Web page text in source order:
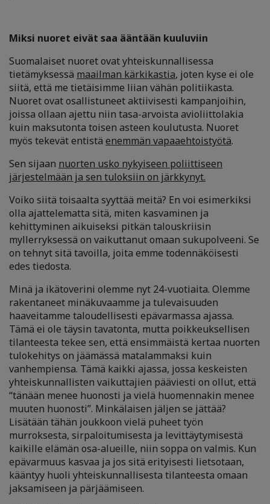
Miksi nuoret eivät saa ääntään kuuluviin
Suomalaiset nuoret ovat yhteiskunnallisessa
tietämyksessä maailman kärkikastia, joten kyse ei ole
siitä, että me tietäisimme liian vähän politiikasta.
Nuoret ovat osallistuneet aktiivisesti kampanjoihin,
joissa ollaan ajettu niin tasa-arvoista avioliittolakia
kuin maksutonta toisen asteen koulutusta. Nuoret
myös tekevät entistä enemmän vapaaehtoistyötä.
Sen sijaan nuorten usko nykyiseen poliittiseen
järjestelmään ja sen tuloksiin on järkkynyt.
Voiko siitä toisaalta syyttää meitä? En voi esimerkiksi
olla ajattelematta sitä, miten kasvaminen ja
kehittyminen aikuiseksi pitkän talouskriisin
myllerryksessä on vaikuttanut omaan sukupolveeni. Se
on tehnyt sitä tavoilla, joita emme todennäköisesti
edes tiedosta.
Minä ja ikätoverini olemme nyt 24-vuotiaita. Olemme
rakentaneet minäkuvaamme ja tulevaisuuden
haaveitamme taloudellisesti epävarmassa ajassa.
Tämä ei ole täysin tavatonta, mutta poikkeuksellisen
tilanteesta tekee sen, että ensimmäistä kertaa nuorten
tulokehitys on jäämässä matalammaksi kuin
vanhempiensa. Tämä kaikki ajassa, jossa keskeisten
yhteiskunnallisten vaikuttajien pääviesti on ollut, että
“tänään menee huonosti ja vielä huomennakin menee
muuten huonosti”. Minkälaisen jäljen se jättää?
Lisätään tähän joukkoon vielä puheet työn
murroksesta, sirpaloitumisesta ja levittäytymisestä
kaikille elämän osa-alueille, niin soppa on valmis. Kun
epävarmuus kasvaa ja jos sitä erityisesti lietsotaan,
kääntyy huoli yhteiskunnallisesta tilanteesta omaan
jaksamiseen ja pärjäämiseen.